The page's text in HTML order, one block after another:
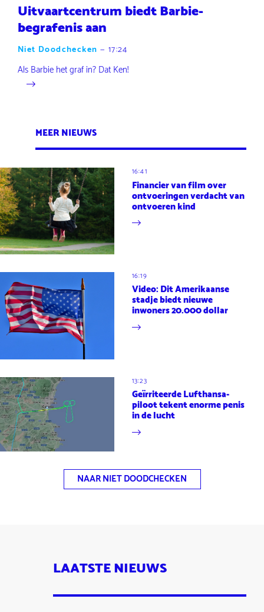
Uitvaartcentrum biedt Barbie-
begrafenis aan
Niet Doodchecken — 17:24
Als Barbie het graf in? Dat Ken!
MEER NIEUWS
16:41
Financier van film over
ontvoeringen verdacht van
ontvoeren kind
16:19
Video: Dit Amerikaanse
stadje biedt nieuwe
inwoners 20.000 dollar
13:23
Geïrriteerde Lufthansa-
piloot tekent enorme penis
in de lucht
NAAR NIET DOODCHECKEN
LAATSTE NIEUWS